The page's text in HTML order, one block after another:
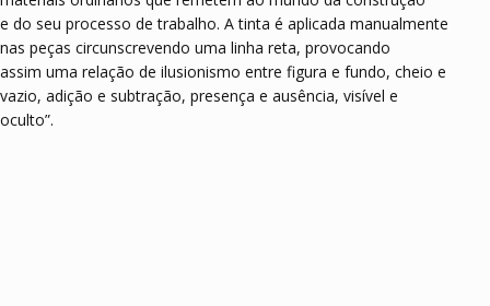
e do seu processo de trabalho. A tinta é aplicada manualmente
nas peças circunscrevendo uma linha reta, provocando
assim uma relação de ilusionismo entre figura e fundo, cheio e
vazio, adição e subtração, presença e ausência, visível e
oculto”.